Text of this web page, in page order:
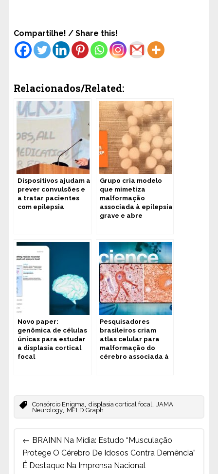
Compartilhe! / Share this!
Relacionados/Related:
Dispositivos ajudam a
prever convulsões e
a tratar pacientes
com epilepsia
Grupo cria modelo
que mimetiza
malformação
associada à epilepsia
grave e abre
Novo paper:
genômica de células
únicas para estudar
a displasia cortical
focal
Pesquisadores
brasileiros criam
atlas celular para
malformação do
cérebro associada à
Consórcio Enigma displasia cortical focal
JAMA
Neurology, MELD Graph
Post
navigation
← BRAINN Na Mídia: Estudo “Musculação
Protege O Cérebro De Idosos Contra Demência”
É Destaque Na Imprensa Nacional